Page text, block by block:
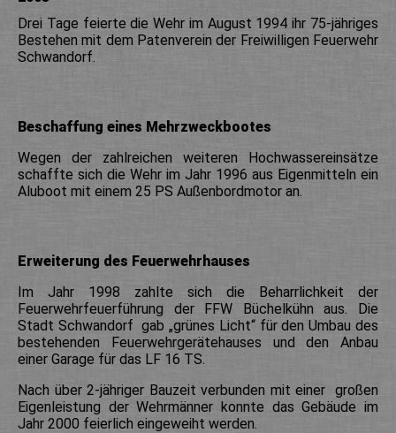
Drei Tage feierte die Wehr im August 1994 ihr 75-jähriges
Bestehen mit dem Patenverein der Freiwilligen Feuerwehr
Schwandorf.
Beschaffung eines Mehrzweckbootes
Wegen der zahlreichen weiteren Hochwassereinsätze
schaffte sich die Wehr im Jahr 1996 aus Eigenmitteln ein
Aluboot mit einem 25 PS Außenbordmotor an.
Erweiterung des Feuerwehrhauses
Im Jahr 1998 zahlte sich die Beharrlichkeit der
Feuerwehrfeuerführung der FFW Büchelkühn aus. Die
Stadt Schwandorf gab „grünes Licht“ für den Umbau des
bestehenden Feuerwehrgerätehauses und den Anbau
einer Garage für das LF 16 TS.
Nach über 2-jähriger Bauzeit verbunden mit einer großen
Eigenleistung der Wehrmänner konnte das Gebäude im
Jahr 2000 feierlich eingeweiht werden.